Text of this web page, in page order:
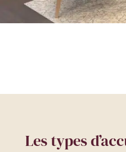
Les types